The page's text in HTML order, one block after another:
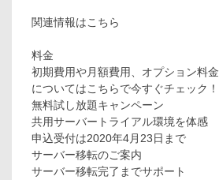
関連情報はこちら
料金
初期費用や月額費用、オプション料金
についてはこちらで今すぐチェック！
無料試し放題キャンペーン
共用サーバートライアル環境を体感
申込受付は2020年4月23日まで
サーバー移転のご案内
サーバー移転完了までサポート